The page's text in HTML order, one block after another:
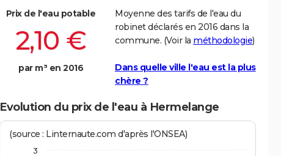
Prix de l'eau potable
2,10 €
par m³ en 2016
Moyenne des tarifs de l'eau du
robinet déclarés en 2016 dans la
commune. (Voir la méthodologie)
Dans quelle ville l'eau est la plus
chère ?
Evolution du prix de l'eau à Hermelange
(source : Linternaute.com d'après l'ONSEA)
3